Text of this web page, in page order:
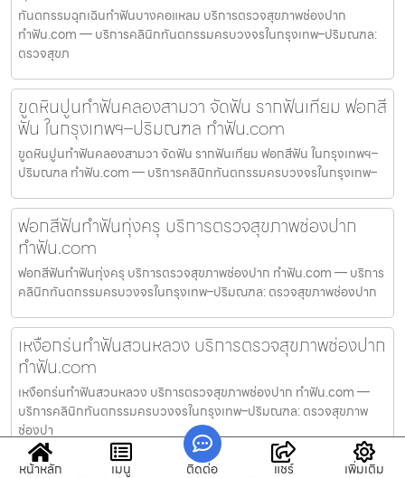
ทันตกรรมฉุกเฉินทำฟันบางคอแหลม บริการตรวจสุขภาพช่องปาก
ทำฟัน.com — บริการคลินิกทันตกรรมครบวงจรในกรุงเทพ–ปริมณฑล:
ตรวจสุขภ
ขูดหินปูนทำฟันคลองสามวา จัดฟัน รากฟันเทียม ฟอกสี
ฟัน ในกรุงเทพฯ–ปริมณฑล ทำฟัน.com
ขูดหินปูนทำฟันคลองสามวา จัดฟัน รากฟันเทียม ฟอกสีฟัน ในกรุงเทพฯ–
ปริมณฑล ทำฟัน.com — บริการคลินิกทันตกรรมครบวงจรในกรุงเทพ–
ฟอกสีฟันทำฟันทุ่งครุ บริการตรวจสุขภาพช่องปาก
ทำฟัน.com
ฟอกสีฟันทำฟันทุ่งครุ บริการตรวจสุขภาพช่องปาก ทำฟัน.com — บริการ
คลินิกทันตกรรมครบวงจรในกรุงเทพ–ปริมณฑล: ตรวจสุขภาพช่องปาก
เหงือกร่นทำฟันสวนหลวง บริการตรวจสุขภาพช่องปาก
ทำฟัน.com
เหงือกร่นทำฟันสวนหลวง บริการตรวจสุขภาพช่องปาก ทำฟัน.com —
บริการคลินิกทันตกรรมครบวงจรในกรุงเทพ–ปริมณฑล: ตรวจสุขภาพ
ช่องปา
หน้าหลัก เมนู ติดต่อ แชร์ เพิ่มเติม